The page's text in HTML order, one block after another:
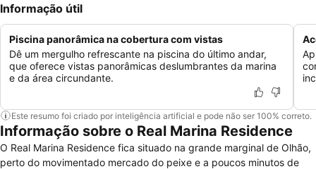
Informação útil
Piscina panorâmica na cobertura com vistas
Dê um mergulho refrescante na piscina do último andar,
que oferece vistas panorâmicas deslumbrantes da marina
e da área circundante.
Este resumo foi criado por inteligência artificial e pode não ser 100% correto.
Informação sobre o Real Marina Residence
O Real Marina Residence fica situado na grande marginal de Olhão,
perto do movimentado mercado do peixe e a poucos minutos de